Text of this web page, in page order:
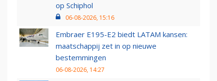
op Schiphol
06-08-2026, 15:16
Embraer E195-E2 biedt LATAM kansen:
maatschappij zet in op nieuwe
bestemmingen
06-08-2026, 14:27